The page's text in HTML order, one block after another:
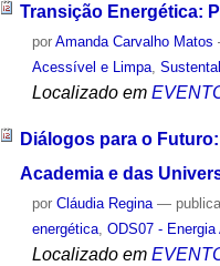
Transição Energética:
porAmanda Carvalho Matos
Acessível e Limpa ,
Localizado em
Diálogos para o
Academia e das
porCláudia Regina —
energética,ODS07 -
Localizado em